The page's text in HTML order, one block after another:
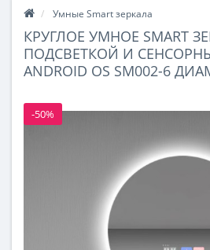
Умные Smart зеркала
КРУГЛОЕ УМНОЕ SMART
ПОДСВЕТКОЙ И
ANDROID OS SM002-6
-50%